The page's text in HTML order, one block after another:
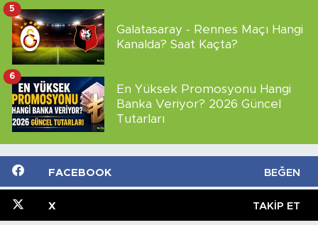
Galatasaray - Rennes Maçı Hangi
Kanalda? Saat Kaçta?
5
En Yüksek Promosyonu Hangi
Banka Veriyor? 2026 Güncel
Tutarları
6
FACEBOOK BEĞEN
X TAKIP ET